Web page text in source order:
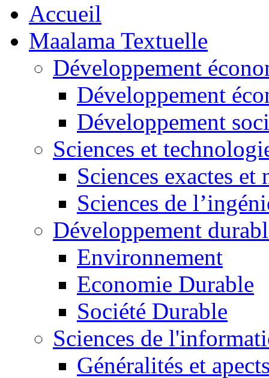
Accueil
Maalama Textuelle
Développement
Développement
Développement
Sciences et
Sciences exactes et
Sciences de
Développement
Environnement
Economie Durable
Société Durable
Sciences de
Généralités et